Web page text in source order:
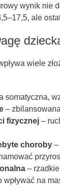
wynik nie
ale
wiele
somatyczna,
–
fizycznej –
choroby –
–
na